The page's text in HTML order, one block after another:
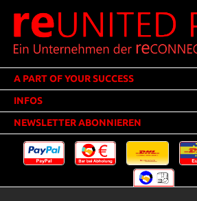
A PART OF YOUR SUCCESS
INFOS
NEWSLETTER ABONNIEREN